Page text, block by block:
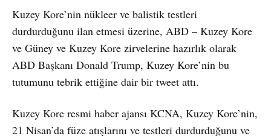
Kuzey Kore’nin nükleer ve balistik testleri
durdurduğunu ilan etmesi üzerine, ABD – Kuzey Kore
ve Güney ve Kuzey Kore zirvelerine hazırlık olarak
ABD Başkanı Donald Trump, Kuzey Kore’nin bu
tutumunu tebrik ettiğine dair bir tweet attı.
Kuzey Kore resmi haber ajansı KCNA, Kuzey Kore’nin,
21 Nisan’da füze atışlarını ve testleri durdurduğunu ve